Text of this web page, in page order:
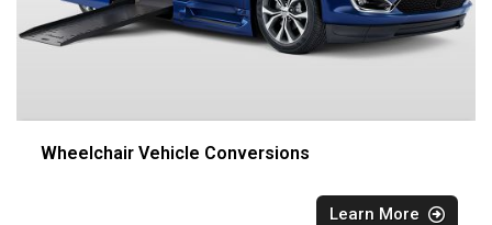
Wheelchair Vehicle Conversions
Learn More